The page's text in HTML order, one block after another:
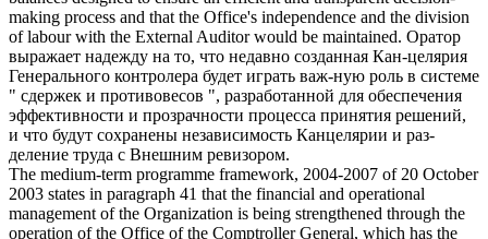
making process and that the Office's independence and the division
of labour with the External Auditor would be maintained. Оратор
выражает надежду на то, что недавно созданная Кан-целярия
Генерального контролера будет играть важ-ную роль в системе
" сдержек и противовесов ", разработанной для обеспечения
эффективности и прозрачности процесса принятия решений,
и что будут сохранены независимость Канцелярии и раз-
деление труда с Внешним ревизором.
The medium-term programme framework, 2004-2007 of 20 October
2003 states in paragraph 41 that the financial and operational
management of the Organization is being strengthened through the
operation of the Office of the Comptroller General, which has the